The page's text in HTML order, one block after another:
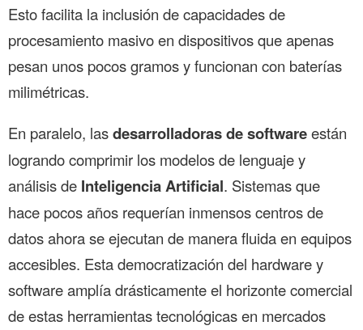
Esto facilita la inclusión de capacidades de
procesamiento masivo en dispositivos que apenas
pesan unos pocos gramos y funcionan con baterías
milimétricas.
En paralelo, lasdesarrolladoras de softwareestán
logrando comprimir los modelos de lenguaje y
análisis de Inteligencia Artificial. Sistemas que
hace pocos años requerían inmensos centros de
datos ahora se ejecutan de manera fluida en equipos
accesibles. Esta democratización del hardware y
software amplía drásticamente el horizonte comercial
de estas herramientas tecnológicas en mercados